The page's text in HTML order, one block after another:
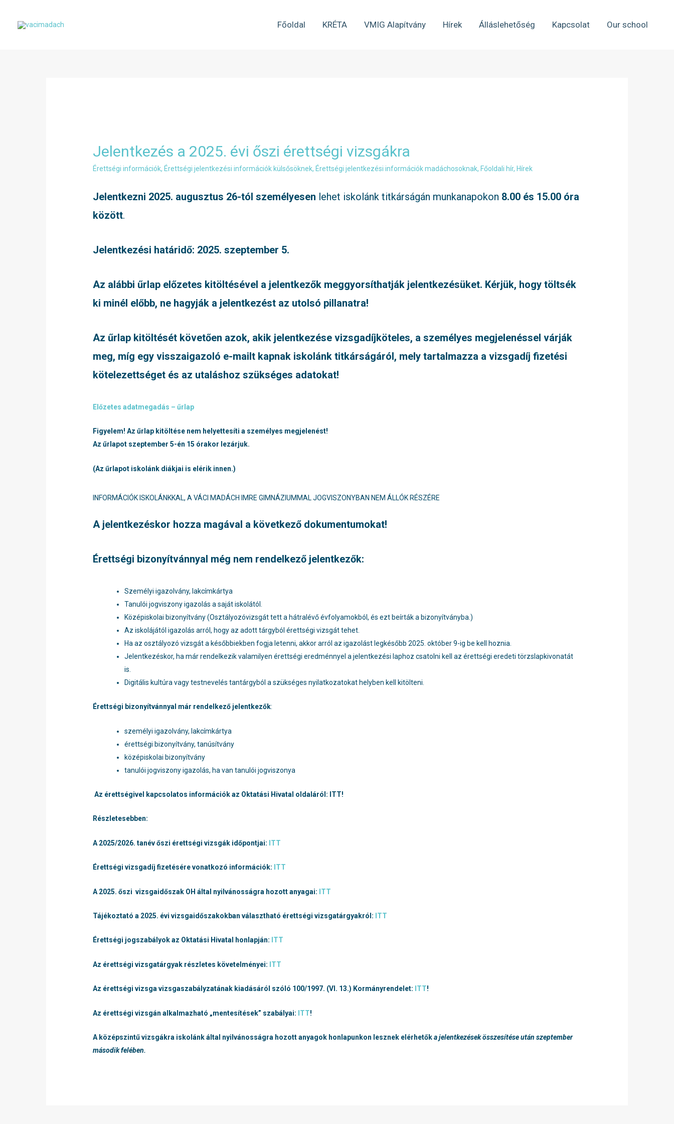
Főoldal KRÉTA VMIG Alapítvány Hírek Álláslehetőség Kapcsolat Our school
Jelentkezés a 2025. évi őszi érettségi vizsgákra
Érettségi információk, Érettségi jelentkezési információk külsősöknek, Érettségi jelentkezési információk madáchosoknak, Főoldali hír, Hírek
Jelentkezni 2025. augusztus 26-tólszemélyesen lehet iskolánk titkárságán munkanapokon 8.00 és 15.00 óra
között.
Jelentkezési határidő: 2025. szeptember 5.
Az alábbi űrlap előzetes kitöltésével a jelentkezők meggyorsíthatják jelentkezésüket. Kérjük, hogy töltsék
ki minél előbb, ne hagyják a jelentkezést az utolsó pillanatra!
Az űrlap kitöltését követően azok, akik jelentkezése vizsgadíjköteles, a személyes megjelenéssel várják
meg, míg egy visszaigazoló e-mailt kapnak iskolánk titkárságáról, mely tartalmazza a vizsgadíj fizetési
kötelezettséget és az utaláshoz szükséges adatokat!
Előzetes adatmegadás – űrlap
Figyelem! Az űrlap kitöltése nem helyettesíti a személyes megjelenést!
Az űrlapot szeptember 5-én 15 órakor lezárjuk.
(Az űrlapot iskolánk diákjai is elérik innen.)
INFORMÁCIÓK ISKOLÁNKKAL, A VÁCI MADÁCH IMRE GIMNÁZIUMMAL JOGVISZONYBAN NEM ÁLLÓK RÉSZÉRE
A jelentkezéskor hozza magával a következő dokumentumokat!
Érettségi bizonyítvánnyal még nem rendelkező jelentkezők:
Személyi igazolvány, lakcímkártya
Tanulói jogviszony igazolás a saját iskolától.
Középiskolai bizonyítvány (Osztályozóvizsgát tett a hátralévő évfolyamokból, és ezt beírták a bizonyítványba.)
Az iskolájától igazolás arról, hogy az adott tárgyból érettségi vizsgát tehet.
Ha az osztályozó vizsgát a későbbiekben fogja letenni, akkor arról az igazolást legkésőbb 2025. október 9-ig be kell hoznia.
Jelentkezéskor, ha már rendelkezik valamilyen érettségi eredménnyel a jelentkezési laphoz csatolni kell az érettségi eredeti törzslapkivonatát
is.
Digitális kultúra vagy testnevelés tantárgyból a szükséges nyilatkozatokat helyben kell kitölteni.
Érettségi bizonyítvánnyal már rendelkező jelentkezők:
személyi igazolvány, lakcímkártya
érettségi bizonyítvány, tanúsítvány
középiskolai bizonyítvány
tanulói jogviszony igazolás, ha van tanulói jogviszonya
Az érettségivel kapcsolatos információk az Oktatási Hivatal oldaláról: ITT!
Részletesebben:
A 2025/2026. tanév őszi érettségi vizsgák időpontjai: ITT
Érettségi vizsgadíj fizetésére vonatkozó információk: ITT
A 2025. őszi vizsgaidőszak OH által nyilvánosságra hozott anyagai: ITT
Tájékoztató a 2025. évi vizsgaidőszakokban választható érettségi vizsgatárgyakról: ITT
Érettségi jogszabályok az Oktatási Hivatal honlapján: ITT
Az érettségi vizsgatárgyak részletes követelményei: ITT
Az érettségi vizsga vizsgaszabályzatának kiadásáról szóló 100/1997. (VI. 13.) Kormányrendelet: ITT!
Az érettségi vizsgán alkalmazható „mentesítések” szabályai: ITT!
A középszintű vizsgákra iskolánk által nyilvánosságra hozott anyagok honlapunkon lesznek elérhetőka jelentkezések összesítése után szeptember
második felében.